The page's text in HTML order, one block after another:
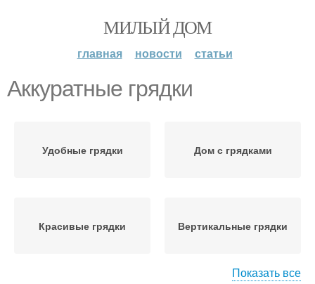
МИЛЫЙ ДОМ
главная новости статьи
Аккуратные грядки
Удобные грядки Дом с грядками
Красивые грядки Вертикальные грядки
Показать все